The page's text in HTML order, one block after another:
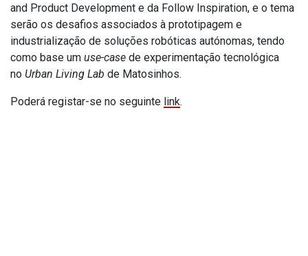
and Product Development e da Follow Inspiration, e o tema
serão os desafios associados à prototipagem e
industrialização de soluções robóticas autónomas, tendo
como base um use-case de experimentação tecnológica
no Urban Living Lab de Matosinhos.
Poderá registar-se no seguinte link.